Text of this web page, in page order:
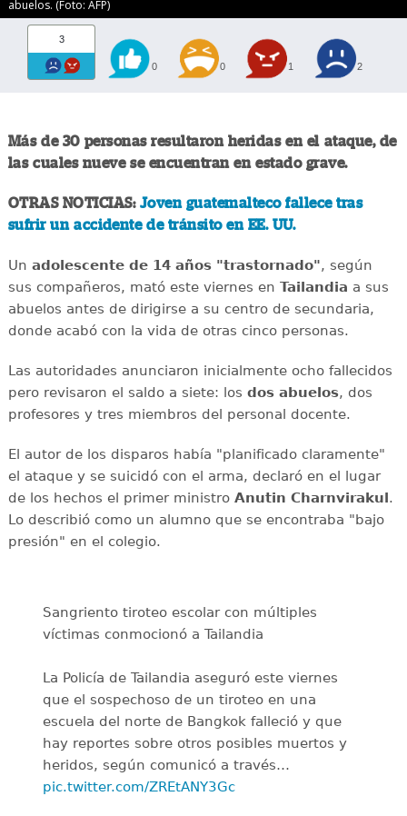
abuelos. (Foto: AFP)
3
0 0 1 2
Más de 30 personas resultaron heridas en el ataque, de
las cuales nueve se encuentran en estado grave.
OTRAS NOTICIAS: Joven guatemalteco fallece tras
sufrir un accidente de tránsito en EE. UU.
Un adolescente de 14 años "trastornado", según
sus compañeros, mató este viernes en Tailandia a sus
abuelos antes de dirigirse a su centro de secundaria,
donde acabó con la vida de otras cinco personas.
Las autoridades anunciaron inicialmente ocho fallecidos
pero revisaron el saldo a siete: los dos abuelos, dos
profesores y tres miembros del personal docente.
El autor de los disparos había "planificado claramente"
el ataque y se suicidó con el arma, declaró en el lugar
de los hechos el primer ministro Anutin Charnvirakul .
Lo describió como un alumno que se encontraba "bajo
presión" en el colegio.
Sangriento tiroteo escolar con múltiples
víctimas conmocionó a Tailandia
La Policía de Tailandia aseguró este viernes
que el sospechoso de un tiroteo en una
escuela del norte de Bangkok falleció y que
hay reportes sobre otros posibles muertos y
heridos, según comunicó a través…
pic.twitter.com/ZREtANY3Gc